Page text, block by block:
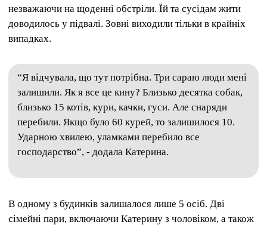
незважаючи на щоденні обстріли. Їй та сусідам жити
доводилось у підвалі. Зовні виходили тільки в крайніх
випадках.
“Я відчувала, що тут потрібна. Три сараю люди мені
залишили. Як я все це кину? Близько десятка собак,
близько 15 котів, кури, качки, гуси. Але снаряди
перебили. Якщо було 60 курей, то залишилося 10.
Ударною хвилею, уламками перебило все
господарство”, - додала Катерина.
В одному з будинків залишалося лише 5 осіб. Дві
сімейні пари, включаючи Катерину з чоловіком, а також